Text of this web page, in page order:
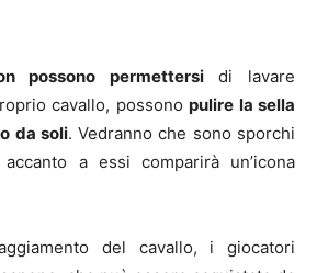
possono permettersidi lavare
cavallo, possonopulire la sella
da soli. Vedranno che sono sporchi
a essi comparirà un’icona
del cavallo, i giocatori